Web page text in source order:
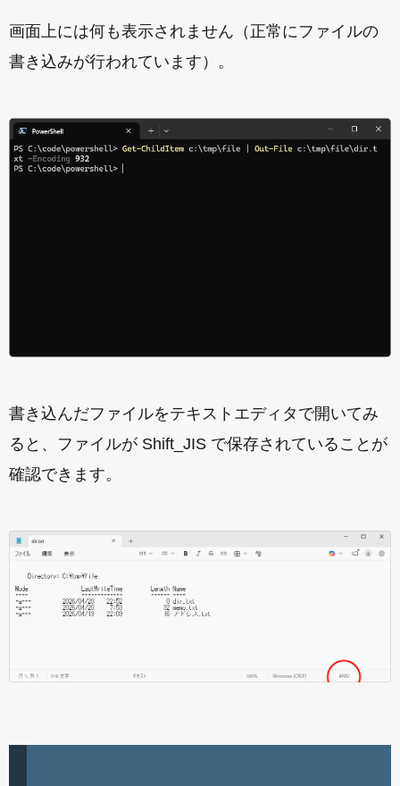
画面上には何も表示されません（正常にファイルの
書き込みが行われています）。
書き込んだファイルをテキストエディタで開いてみ
ると、ファイルが Shift_JIS で保存されていることが
確認できます。